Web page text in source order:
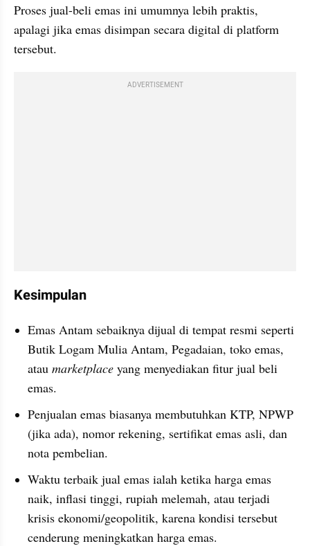
Proses jual-beli emas ini umumnya lebih praktis,
apalagi jika emas disimpan secara digital di platform
tersebut.
ADVERTISEMENT
Kesimpulan
Emas Antam sebaiknya dijual di tempat resmi seperti
Butik Logam Mulia Antam, Pegadaian, toko emas,
atau marketplace yang menyediakan fitur jual beli
emas.
Penjualan emas biasanya membutuhkan KTP, NPWP
(jika ada), nomor rekening, sertifikat emas asli, dan
nota pembelian.
Waktu terbaik jual emas ialah ketika harga emas
naik, inflasi tinggi, rupiah melemah, atau terjadi
krisis ekonomi/geopolitik, karena kondisi tersebut
cenderung meningkatkan harga emas.